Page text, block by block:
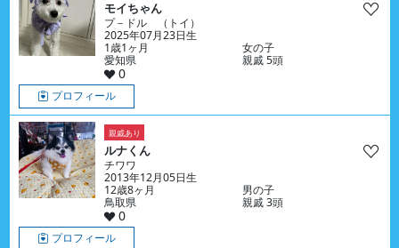
モイちゃん
プ－ドル （トイ）
2025年07月23日生
1歳1ヶ月
女の子
愛知県
親戚 5頭
0
プロフィール
親戚あり
ルナくん
チワワ
2013年12月05日生
12歳8ヶ月
男の子
鳥取県
親戚 3頭
0
プロフィール